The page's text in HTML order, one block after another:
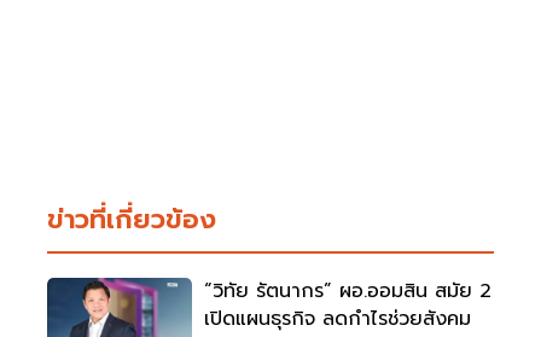
ข่าวที่เกี่ยวข้อง
“วิทัย รัตนากร” ผอ.ออมสิน สมัย 2
เปิดแผนธุรกิจ ลดกำไรช่วยสังคม